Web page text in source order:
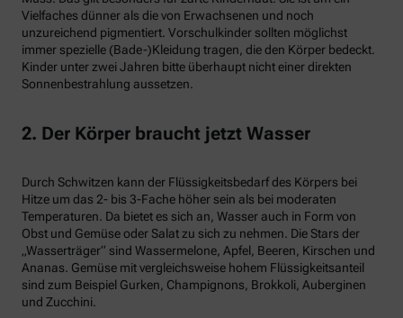
Vielfaches dünner als die von Erwachsenen und noch
unzureichend pigmentiert. Vorschulkinder sollten möglichst
immer spezielle (Bade-)Kleidung tragen, die den Körper bedeckt.
Kinder unter zwei Jahren bitte überhaupt nicht einer direkten
Sonnenbestrahlung aussetzen.
2. Der Körper braucht jetzt Wasser
Durch Schwitzen kann der Flüssigkeitsbedarf des Körpers bei
Hitze um das 2- bis 3-Fache höher sein als bei moderaten
Temperaturen. Da bietet es sich an, Wasser auch in Form von
Obst und Gemüse oder Salat zu sich zu nehmen. Die Stars der
„Wasserträger“ sind Wassermelone, Apfel, Beeren, Kirschen und
Ananas. Gemüse mit vergleichsweise hohem Flüssigkeitsanteil
sind zum Beispiel Gurken, Champignons, Brokkoli, Auberginen
und Zucchini.